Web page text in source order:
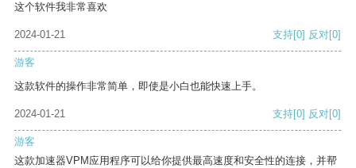
这个软件我非常喜欢
2024-01-21 支持[0] 反对[0]
游客
这款软件的操作非常简单，即使是小白也能快速上手。
2024-01-21 支持[0] 反对[0]
游客
这款加速器VPM应用程序可以给你提供最高速度和安全性的连接，并帮